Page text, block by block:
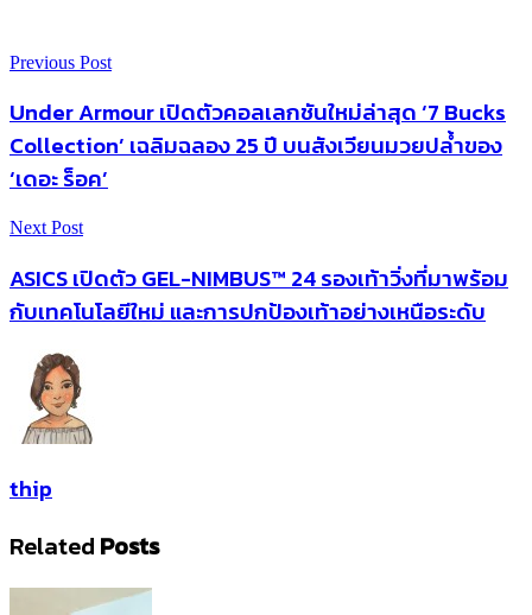
Previous Post
Under Armour เปิดตัวคอลเลกชันใหม่ล่าสุด ‘7 Bucks
Collection’ เฉลิมฉลอง 25 ปี บนสังเวียนมวยปล้ำของ
‘เดอะ ร็อค’
Next Post
ASICS เปิดตัว GEL-NIMBUS™ 24 รองเท้าวิ่งที่มาพร้อม
กับเทคโนโลยีใหม่ และการปกป้องเท้าอย่างเหนือระดับ
thip
Related Posts